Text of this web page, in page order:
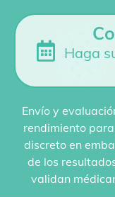
Haga
Envío y
rendimiento
discreto en
de los
validan